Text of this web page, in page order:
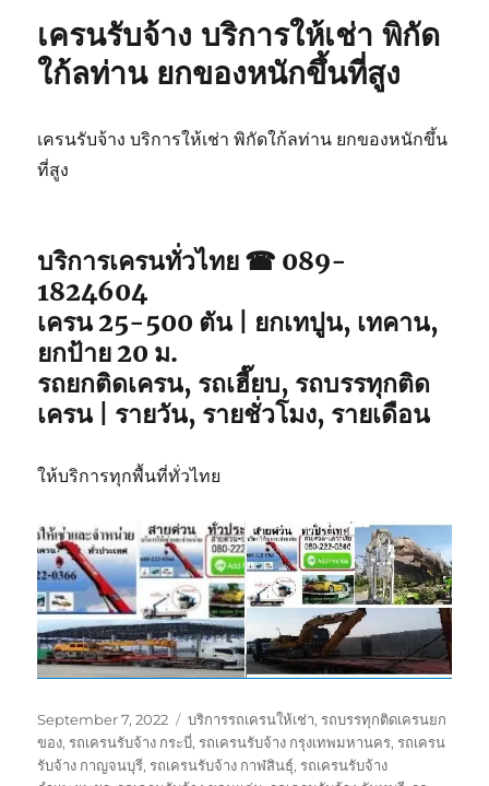
เครนรับจ้าง บริการให้เช่า พิกัด
ใก้ลท่าน ยกของหนักขึ้นที่สูง
เครนรับจ้าง บริการให้เช่า พิกัดใก้ลท่าน ยกของหนักขึ้น
ที่สูง
บริการเครนทั่วไทย ☎ 089-
1824604
เครน 25-500 ตัน | ยกเทปูน, เทคาน,
ยกป้าย 20 ม.
รถยกติดเครน, รถเฮี๊ยบ, รถบรรทุกติด
เครน | รายวัน, รายชั่วโมง, รายเดือน
ให้บริการทุกพื้นที่ทั่วไทย
Posted
on
September 7, 2022 Tags
บริการรถเครนให้เช่า,รถบรรทุกติดเครนยก
ของ,รถเครนรับจ้าง กระบี่,รถเครนรับจ้าง กรุงเทพมหานคร,รถเครน
รับจ้าง กาญจนบุรี,รถเครนรับจ้าง กาฬสินธุ์,รถเครนรับจ้าง